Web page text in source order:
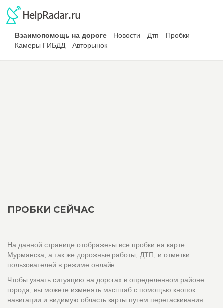
Взаимопомощь на дороге Новости Дтп
Пробки
Камеры ГИБДД
Авторынок
ПРОБКИ СЕЙЧАС
На данной странице отображены все пробки на карте
Мурманска, а так же дорожные работы, ДТП, и отметки
пользователей в режиме онлайн.
Чтобы узнать ситуацию на дорогах в определенном районе
города, вы можете изменять масштаб с помощью кнопок
навигации и видимую область карты путем перетаскивания.